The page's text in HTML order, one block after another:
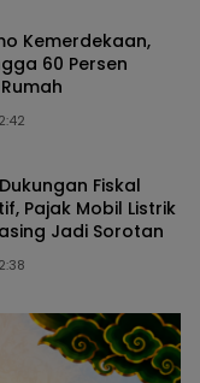
Kemerdekaan,
60 Persen
Fiskal
Pajak Mobil Listrik
Jadi Sorotan